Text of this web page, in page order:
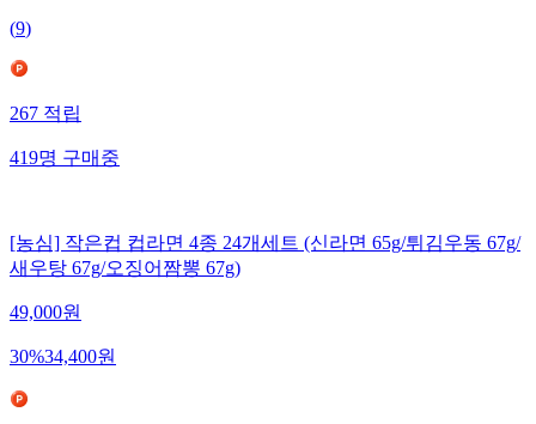
(9)
267 적립
419명 구매중
[농심] 작은컵 컵라면 4종 24개세트 (신라면 65g/튀김우동 67g/
새우탕 67g/오징어짬뽕 67g)
49,000원
30%34,400원